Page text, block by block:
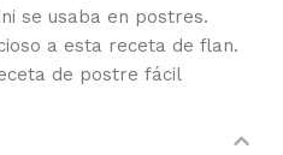
se usaba en postres.
a esta receta de flan.
de postre fácil